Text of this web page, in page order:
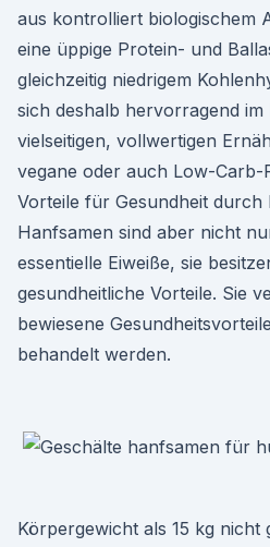
aus kontrolliert biologischem
eine üppige Protein- und
gleichzeitig niedrigem
sich deshalb hervorragend im
vielseitigen, vollwertigen
vegane oder auch Low-Carb-
Vorteile für Gesundheit durch
Hanfsamen sind aber nicht
essentielle Eiweiße, sie
gesundheitliche Vorteile. Sie
bewiesene
behandelt werden.
Körpergewicht als 15 kg nicht